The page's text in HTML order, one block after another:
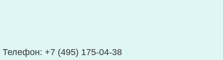
Телефон: +7 (495) 175-04-38